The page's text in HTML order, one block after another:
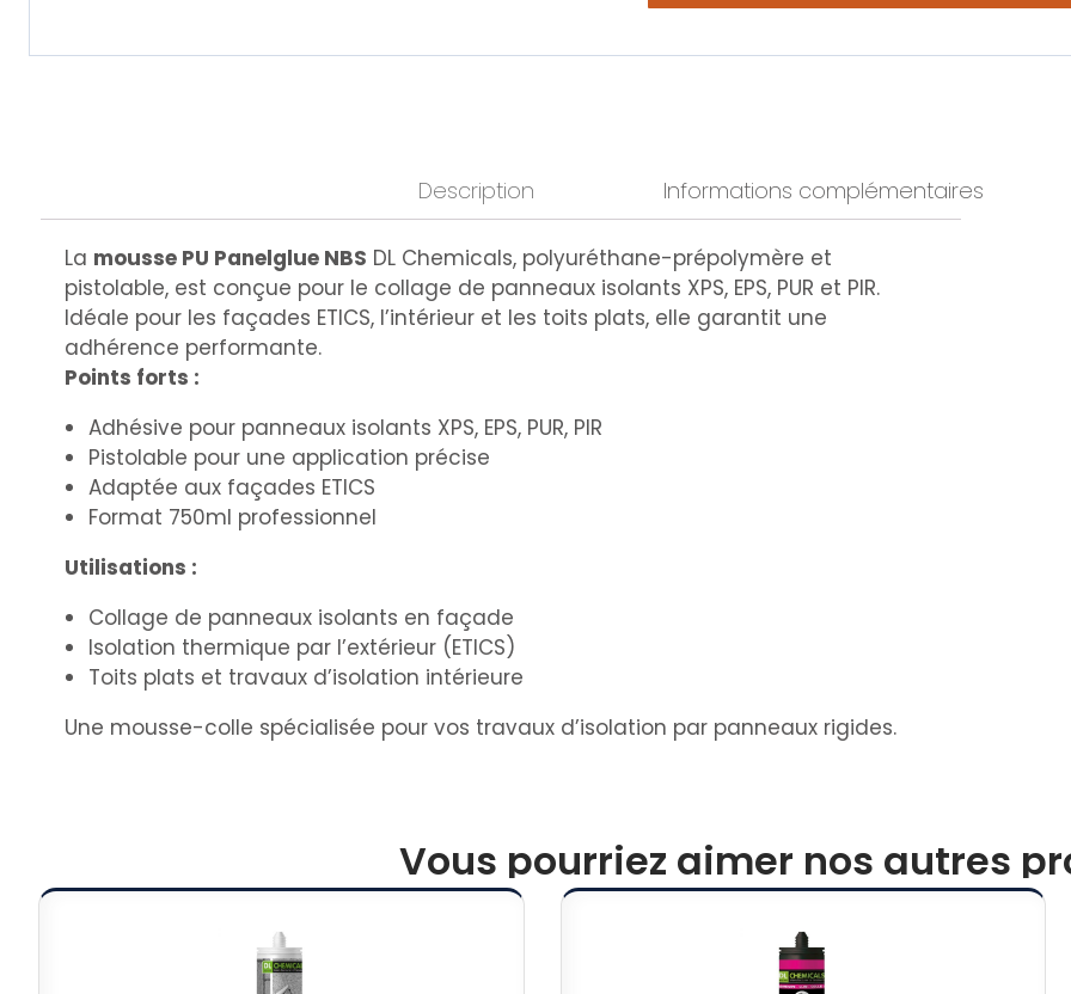
Description Informations complémentaires
La mousse PU Panelglue NBS DL Chemicals, polyuréthane-prépolymère et
pistolable, est conçue pour le collage de panneaux isolants XPS, EPS, PUR et PIR.
Idéale pour les façades ETICS, l’intérieur et les toits plats, elle garantit une
adhérence performante.
Points forts :
Adhésive pour panneaux isolants XPS, EPS, PUR, PIR
Pistolable pour une application précise
Adaptée aux façades ETICS
Format 750ml professionnel
Utilisations :
Collage de panneaux isolants en façade
Isolation thermique par l’extérieur (ETICS)
Toits plats et travaux d’isolation intérieure
Une mousse-colle spécialisée pour vos travaux d’isolation par panneaux rigides.
Vous pourriez aimer nos autres